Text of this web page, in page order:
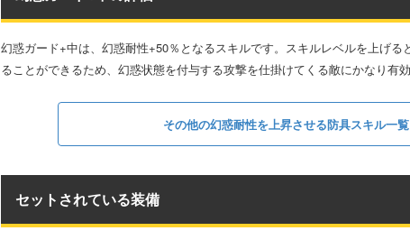
幻惑ガード+中は、幻惑耐性+50％となるスキルです。スキルレベルを上げる
ることができるため、幻惑状態を付与する攻撃を仕掛けてくる敵にかなり有
その他の幻惑耐性を上昇させる防具スキル一覧
セットされている装備